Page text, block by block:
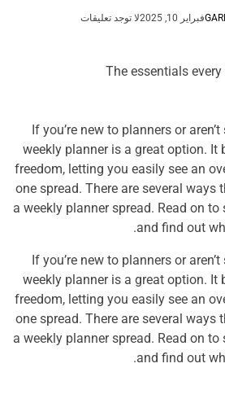
فبراير 10, 2025 لا توجد تعليقات
The essentials
If you’re new to planners or
weekly planner is a great option.
freedom, letting you easily see an
one spread. There are several
a weekly planner spread. Read on
and find out
If you’re new to planners or
weekly planner is a great option.
freedom, letting you easily see an
one spread. There are several
a weekly planner spread. Read on
and find out